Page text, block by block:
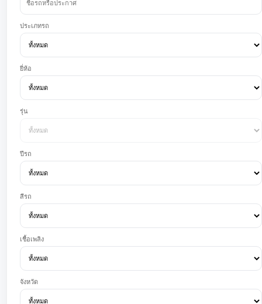
ประเภทรถ
ยี่ห้อ
รุ่น
ปีรถ
สีรถ
เชื้อเพลิง
จังหวัด